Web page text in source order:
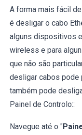
A forma mais fácil
é desligar o cabo
alguns dispositivos
wireless e para
que não são
desligar cabos pode
também pode
Painel de Controlo::
Navegue até o "